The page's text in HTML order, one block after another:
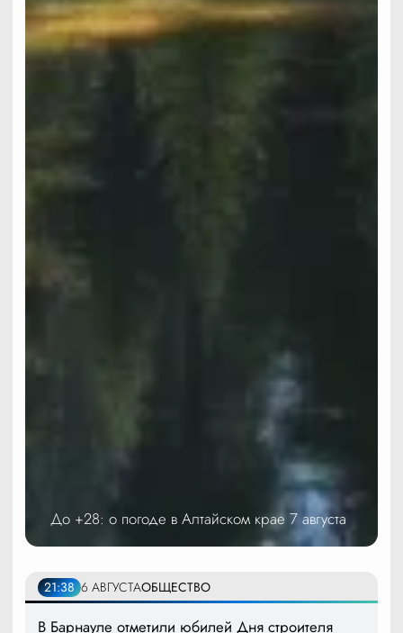
До +28: о погоде в Алтайском крае 7 августа
21:38 6 АВГУСТАОБЩЕСТВО
В Барнауле отметили юбилей Дня строителя